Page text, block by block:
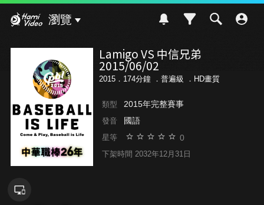
瀏覽
Lamigo VS 中信兄弟
2015/06/02
2015．174分鐘 ． 普遍級 ．HD畫質
類型 2015年完整賽事
發音 國語
星等 0
下架時間 2032年12月31日